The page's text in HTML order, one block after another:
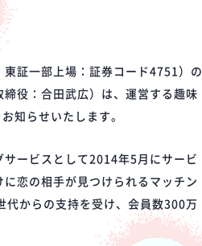
証一部上場：証券コード4751）の
役：合田武広）は、運営する趣味
知らせいたします。
ービスとして2014年5月にサービ
恋の相手が見つけられるマッチン
代からの支持を受け、会員数300万